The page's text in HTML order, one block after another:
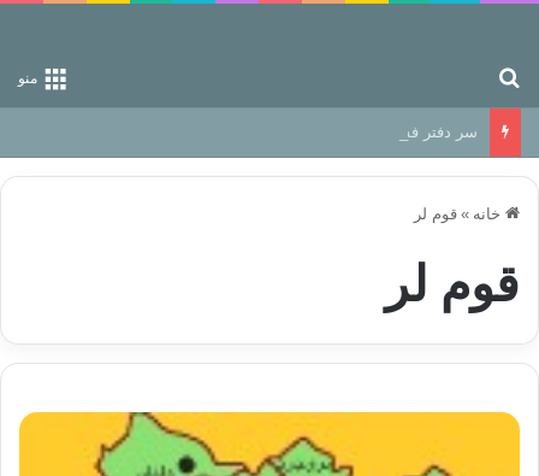
منو
سر دفتر فساد در زمین‌، دوری وکناره‌گیری از راه خداست‌!
خانه » قوم لر
قوم لر